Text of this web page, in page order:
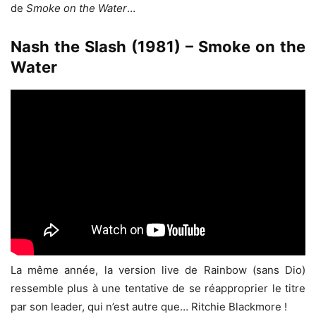
de Smoke on the Water…
Nash the Slash (1981) – Smoke on the
Water
La même année, la version live de Rainbow (sans Dio)
ressemble plus à une tentative de se réapproprier le titre
par son leader, qui n’est autre que… Ritchie Blackmore !